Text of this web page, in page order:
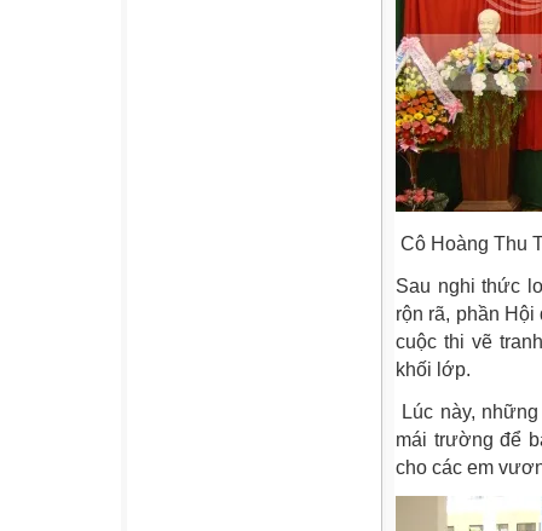
Cô Hoàng Thu
Sau nghi thức
rộn rã, phần
cuộc thi vẽ
khối lớp.
Lúc này,
mái trường để
cho các em